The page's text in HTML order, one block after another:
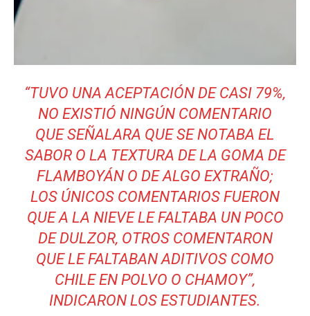
“TUVO UNA ACEPTACIÓN DE CASI 79%,
NO EXISTIÓ NINGÚN COMENTARIO
QUE SEÑALARA QUE SE NOTABA EL
SABOR O LA TEXTURA DE LA GOMA DE
FLAMBOYÁN O DE ALGO EXTRAÑO;
LOS ÚNICOS COMENTARIOS FUERON
QUE A LA NIEVE LE FALTABA UN POCO
DE DULZOR, OTROS COMENTARON
QUE LE FALTABAN ADITIVOS COMO
CHILE EN POLVO O CHAMOY”,
INDICARON LOS ESTUDIANTES.